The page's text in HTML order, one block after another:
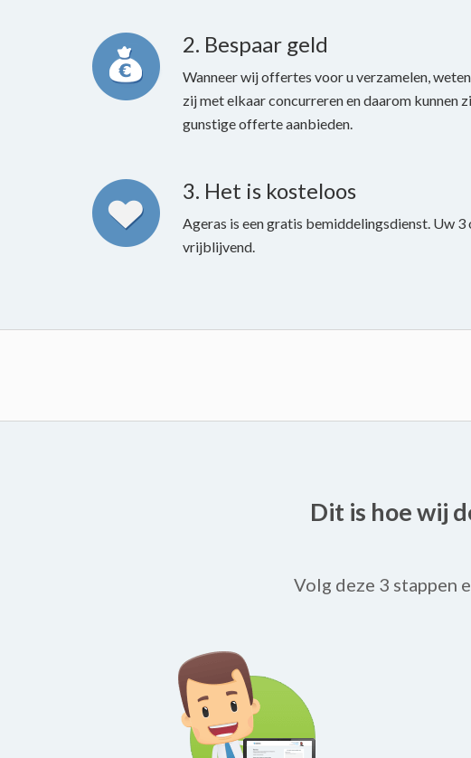
2. Bespaar geld
Wanneer wij offertes voor u verzamelen,
zij met elkaar concurreren en daarom kunnen
gunstige offerte aanbieden.
3. Het is kosteloos
Ageras is een gratis bemiddelingsdienst. Uw
vrijblijvend.
Dit is hoe wij
Volg deze 3 stappen